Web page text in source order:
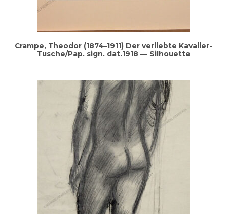
Cram­pe, Theo­dor (1874–1911) Der ver­lieb­te Kava­lier-
Tusche/Pap. sign. dat.1918 — Silhouette